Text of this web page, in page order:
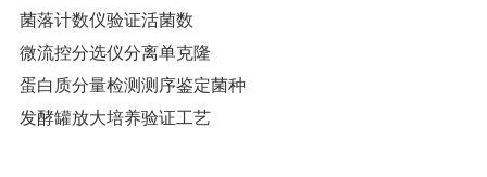
菌落计数仪验证活菌数
微流控分选仪分离单克隆
蛋白质分量检测测序鉴定菌种
发酵罐放大培养验证工艺